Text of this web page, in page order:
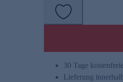
30 Tage
Lieferung